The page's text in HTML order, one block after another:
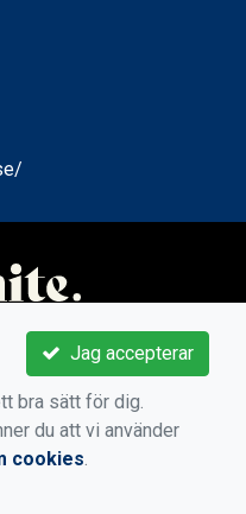
Jag accepterar
bra sätt för dig.
du att vi använder
cookies.